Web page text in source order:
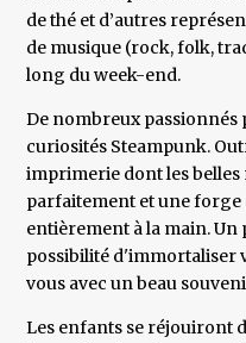
de thé et d’autres
de musique (rock, folk,
long du week-end.
De nombreux
curiosités Steampunk.
imprimerie dont les
parfaitement et une
entièrement à la main.
possibilité d'immortaliser
vous avec un beau
Les enfants se réjouiront